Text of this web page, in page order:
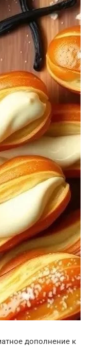
дополнение к